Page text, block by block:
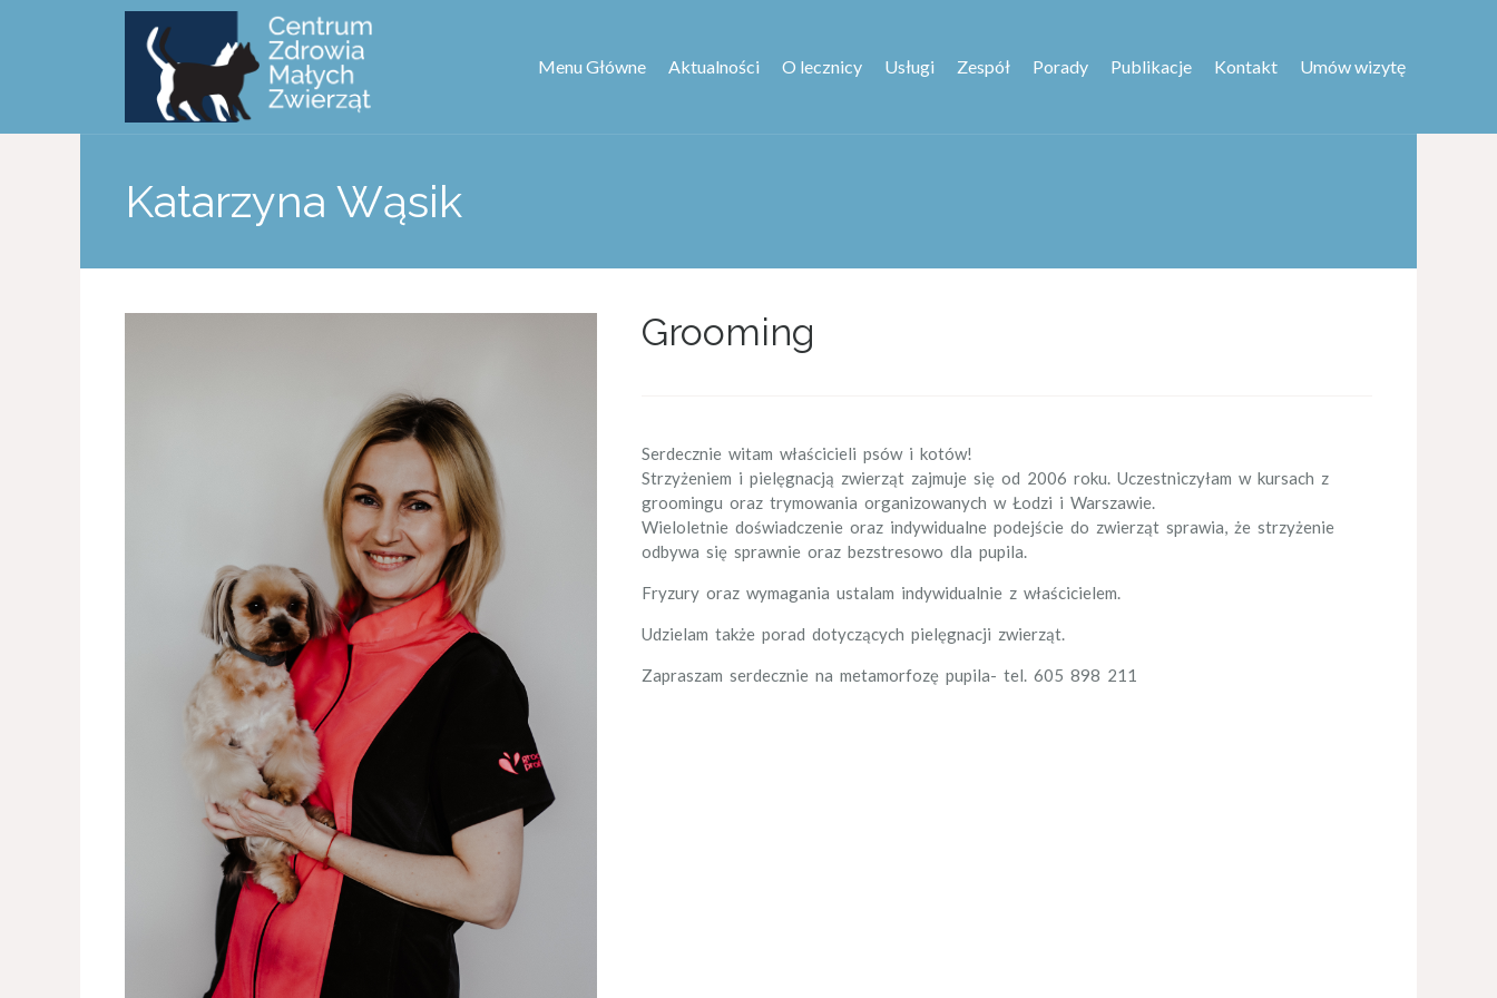
Menu Główne Aktualności O lecznicy Usługi Zespół Porady Publikacje Kontakt Umów wizytę
Katarzyna Wąsik
Grooming
Serdecznie witam właścicieli psów i kotów!
Strzyżeniem i pielęgnacją zwierząt zajmuje się od 2006 roku. Uczestniczyłam w kursach z
groomingu oraz trymowania organizowanych w Łodzi i Warszawie.
Wieloletnie doświadczenie oraz indywidualne podejście do zwierząt sprawia, że strzyżenie
odbywa się sprawnie oraz bezstresowo dla pupila.
Fryzury oraz wymagania ustalam indywidualnie z właścicielem.
Udzielam także porad dotyczących pielęgnacji zwierząt.
Zapraszam serdecznie na metamorfozę pupila- tel. 605 898 211